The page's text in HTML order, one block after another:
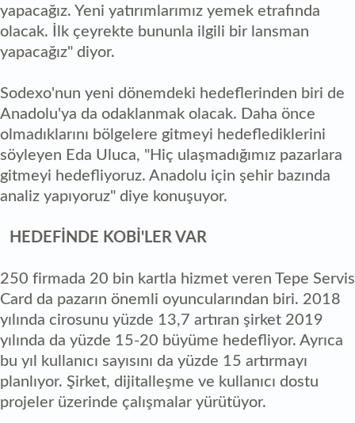
yapacağız. Yeni yatırımlarımız yemek etrafında
olacak. İlk çeyrekte bununla ilgili bir lansman
yapacağız" diyor.
Sodexo'nun yeni dönemdeki hedeflerinden biri de
Anadolu'ya da odaklanmak olacak. Daha önce
olmadıklarını bölgelere gitmeyi hedeflediklerini
söyleyen Eda Uluca, "Hiç ulaşmadığımız pazarlara
gitmeyi hedefliyoruz. Anadolu için şehir bazında
analiz yapıyoruz" diye konuşuyor.
HEDEFİNDE KOBİ'LER VAR
250 firmada 20 bin kartla hizmet veren Tepe Servis
Card da pazarın önemli oyuncularından biri. 2018
yılında cirosunu yüzde 13,7 artıran şirket 2019
yılında da yüzde 15-20 büyüme hedefliyor. Ayrıca
bu yıl kullanıcı sayısını da yüzde 15 artırmayı
planlıyor. Şirket, dijitalleşme ve kullanıcı dostu
projeler üzerinde çalışmalar yürütüyor.